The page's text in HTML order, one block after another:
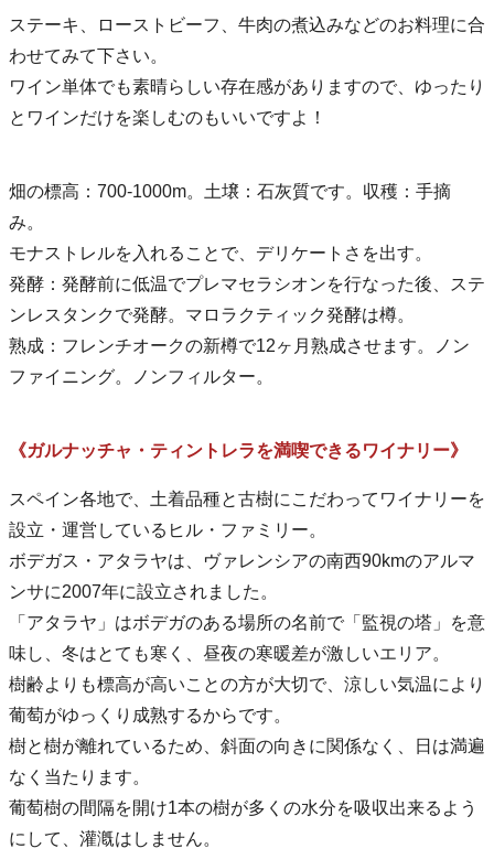
ステーキ、ローストビーフ、牛肉の煮込みなどのお料理に合
わせてみて下さい。
ワイン単体でも素晴らしい存在感がありますので、ゆったり
とワインだけを楽しむのもいいですよ！
畑の標高：700-1000m。土壌：石灰質です。収穫：手摘
み。
モナストレルを入れることで、デリケートさを出す。
発酵：発酵前に低温でプレマセラシオンを行なった後、ステ
ンレスタンクで発酵。マロラクティック発酵は樽。
熟成：フレンチオークの新樽で12ヶ月熟成させます。ノン
ファイニング。ノンフィルター。
《ガルナッチャ・ティントレラを満喫できるワイナリー》
スペイン各地で、土着品種と古樹にこだわってワイナリーを
設立・運営しているヒル・ファミリー。
ボデガス・アタラヤは、ヴァレンシアの南西90kmのアルマ
ンサに2007年に設立されました。
「アタラヤ」はボデガのある場所の名前で「監視の塔」を意
味し、冬はとても寒く、昼夜の寒暖差が激しいエリア。
樹齢よりも標高が高いことの方が大切で、涼しい気温により
葡萄がゆっくり成熟するからです。
樹と樹が離れているため、斜面の向きに関係なく、日は満遍
なく当たります。
葡萄樹の間隔を開け1本の樹が多くの水分を吸収出来るよう
にして、灌漑はしません。